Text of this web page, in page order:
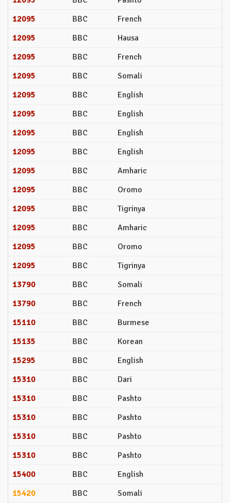
12095
BBC
French
12095
BBC
Hausa
12095
BBC
French
12095
BBC
Somali
12095
BBC
English
12095
BBC
English
12095
BBC
English
12095
BBC
English
12095
BBC
Amharic
12095
BBC
Oromo
12095
BBC
Tigrinya
12095
BBC
Amharic
12095
BBC
Oromo
12095
BBC
Tigrinya
13790
BBC
Somali
13790
BBC
French
15110
BBC
Burmese
15135
BBC
Korean
15295
BBC
English
15310
BBC
Dari
15310
BBC
Pashto
15310
BBC
Pashto
15310
BBC
Pashto
15310
BBC
Pashto
15400
BBC
English
15420
BBC
Somali